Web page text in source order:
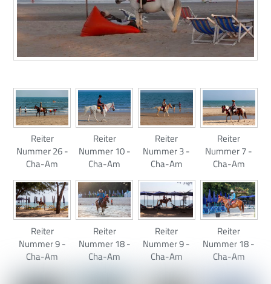
Reiter
Nummer 26 -
Cha-Am
Reiter
Nummer 10 -
Cha-Am
Reiter
Nummer 3 -
Cha-Am
Reiter
Nummer 7 -
Cha-Am
Reiter
Nummer 9 -
Cha-Am
Reiter
Nummer 18 -
Cha-Am
Reiter
Nummer 9 -
Cha-Am
Reiter
Nummer 18 -
Cha-Am